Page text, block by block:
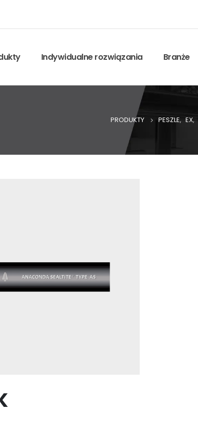
Indywidualne rozwiązania Branże
PRODUKTY PESZLE, EX,